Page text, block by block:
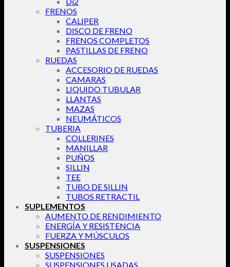
FRENOS
CALIPER
DISCO DE FRENO
FRENOS COMPLETOS
PASTILLAS DE FRENO
RUEDAS
ACCESORIO DE RUEDAS
CAMARAS
LIQUIDO TUBULAR
LLANTAS
MAZAS
NEUMÁTICOS
TUBERIA
COLLERINES
MANILLAR
PUÑOS
SILLIN
TEE
TUBO DE SILLIN
TUBOS RETRACTIL
SUPLEMENTOS
AUMENTO DE RENDIMIENTO
ENERGÍA Y RESISTENCIA
FUERZA Y MÚSCULOS
SUSPENSIONES
SUSPENSIONES
SUSPENSIONES USADAS